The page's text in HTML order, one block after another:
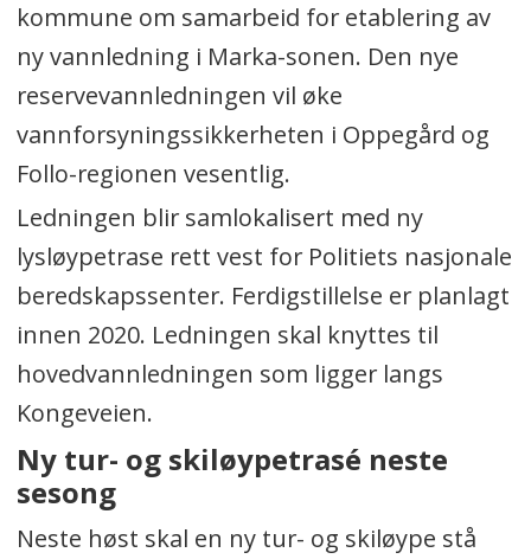
kommune om samarbeid for etablering av
ny vannledning i Marka-sonen. Den nye
reservevannledningen vil øke
vannforsyningssikkerheten i Oppegård og
Follo-regionen vesentlig.
Ledningen blir samlokalisert med ny
lysløypetrase rett vest for Politiets nasjonale
beredskapssenter. Ferdigstillelse er planlagt
innen 2020. Ledningen skal knyttes til
hovedvannledningen som ligger langs
Kongeveien.
Ny tur- og skiløypetrasé neste
sesong
Neste høst skal en ny tur- og skiløype stå